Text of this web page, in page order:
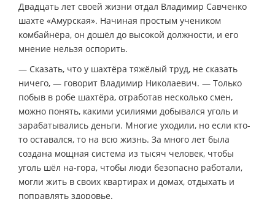
Двадцать лет своей жизни отдал Владимир Савченко
шахте «Амурская». Начиная простым учеником
комбайнёра, он дошёл до высокой должности, и его
мнение нельзя оспорить.
— Сказать, что у шахтёра тяжёлый труд, не сказать
ничего, — говорит Владимир Николаевич. — Только
побыв в робе шахтёра, отработав несколько смен,
можно понять, какими усилиями добывался уголь и
зарабатывались деньги. Многие уходили, но если кто-
то оставался, то на всю жизнь. За много лет была
создана мощная система из тысяч человек, чтобы
уголь шёл на-гора, чтобы люди безопасно работали,
могли жить в своих квартирах и домах, отдыхать и
поправлять здоровье.